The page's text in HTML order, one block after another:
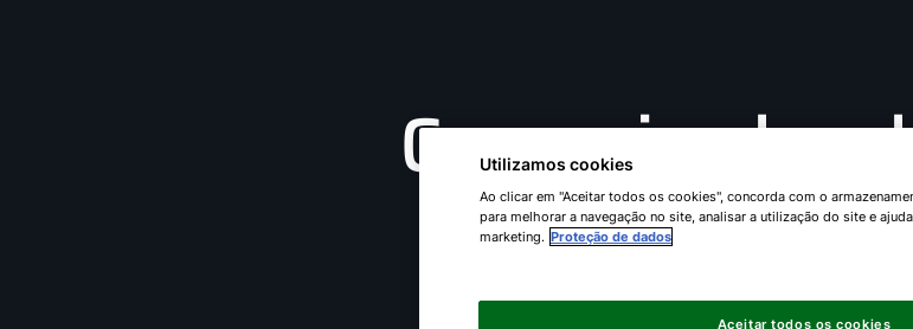
Comunicados
Junio
Utilizamos cookies
Ao clicar em "Aceitar todos os cookies", concorda com o
para melhorar a navegação no site, analisar a utilização do site e
marketing. Proteção de dados
Aceitar todos os cookies